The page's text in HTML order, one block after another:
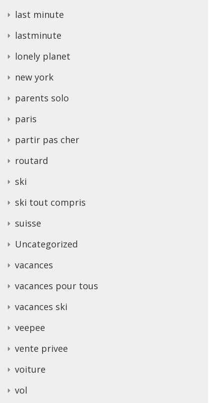
last minute
lastminute
lonely planet
new york
parents solo
paris
partir pas cher
routard
ski
ski tout compris
suisse
Uncategorized
vacances
vacances pour tous
vacances ski
veepee
vente privee
voiture
vol